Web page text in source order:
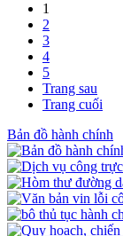
1
2
3
4
5
Trang sau
Trang cuối
Bản đồ hành chính